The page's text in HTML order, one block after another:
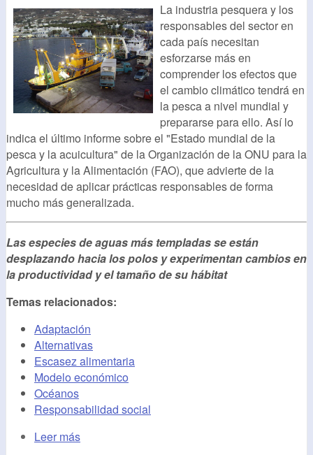
La industria pesquera y los
responsables del sector en
cada país necesitan
esforzarse más en
comprender los efectos que
el cambio climático tendrá en
la pesca a nivel mundial y
prepararse para ello. Así lo
indica el último informe sobre el "Estado mundial de la
pesca y la acuicultura" de la Organización de la ONU para la
Agricultura y la Alimentación (FAO), que advierte de la
necesidad de aplicar prácticas responsables de forma
mucho más generalizada.
Las especies de aguas más templadas se están
desplazando hacia los polos y experimentan cambios en
la productividad y el tamaño de su hábitat
Temas relacionados:
Adaptación
Alternativas
Escasez alimentaria
Modelo económico
Océanos
Responsabilidad social
Leer más